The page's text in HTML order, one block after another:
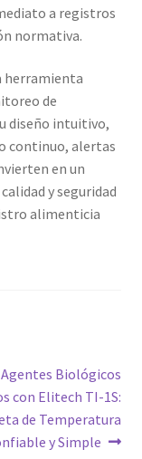
a registros
normativa.
herramienta
de
diseño intuitivo,
continuo, alertas
en un
y seguridad
alimenticia
Siguiente
entrada:
Agentes Biológicos
con Elitech TI-1S:
de Temperatura
y Simple